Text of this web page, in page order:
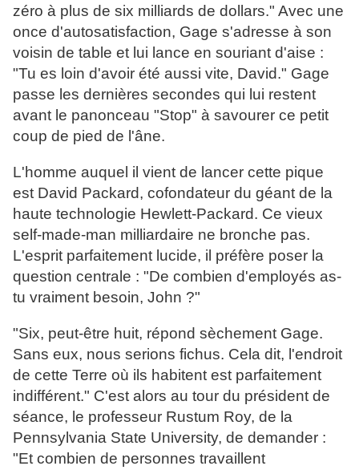
zéro à plus de six milliards de dollars." Avec une
once d'autosatisfaction, Gage s'adresse à son
voisin de table et lui lance en souriant d'aise :
"Tu es loin d'avoir été aussi vite, David." Gage
passe les dernières secondes qui lui restent
avant le panonceau "Stop" à savourer ce petit
coup de pied de l'âne.
L'homme auquel il vient de lancer cette pique
est David Packard, cofondateur du géant de la
haute technologie Hewlett-Packard. Ce vieux
self-made-man milliardaire ne bronche pas.
L'esprit parfaitement lucide, il préfère poser la
question centrale : "De combien d'employés as-
tu vraiment besoin, John ?"
"Six, peut-être huit, répond sèchement Gage.
Sans eux, nous serions fichus. Cela dit, l'endroit
de cette Terre où ils habitent est parfaitement
indifférent." C'est alors au tour du président de
séance, le professeur Rustum Roy, de la
Pennsylvania State University, de demander :
"Et combien de personnes travaillent